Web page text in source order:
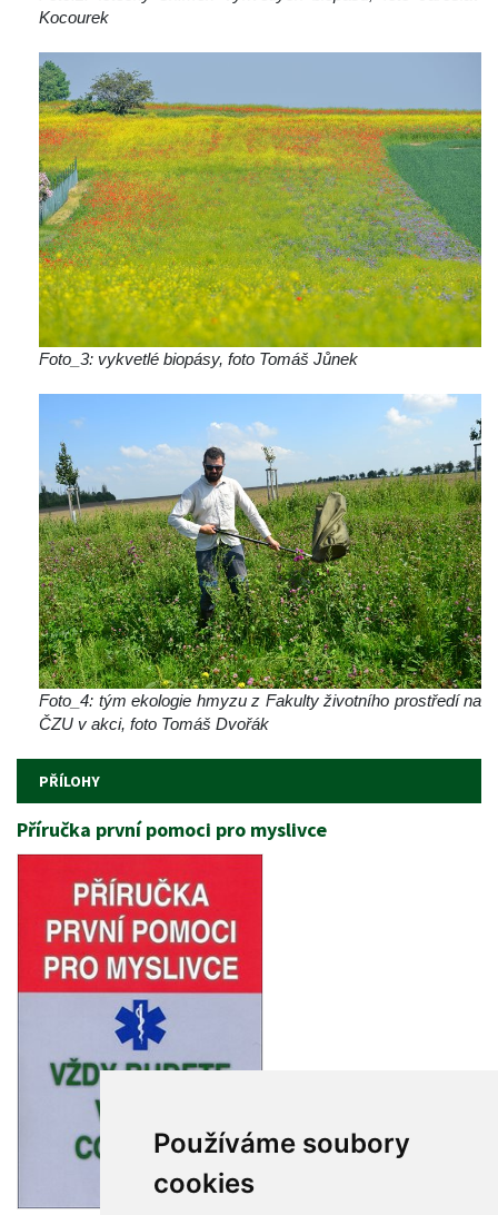
Používáme soubory
cookie
Kocourek
Foto_3: vykvetlé biopásy, foto Tomáš Jůnek
Foto_4: tým ekologie hmyzu z Fakulty životního prostředí na
ČZU v akci, foto Tomáš Dvořák
PŘÍLOHY
Příručka první pomoci pro myslivce